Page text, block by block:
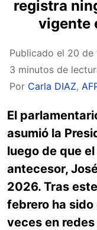
registra
vigente
Publicado el 20 de
3 minutos de
Por Carla DIAZ,
El
asumió la
luego de que
antecesor,
2026. Tras
febrero ha
veces en